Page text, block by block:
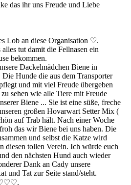
das ihr uns Freude und Liebe
Lob an diese Organisation ♡.
tut damit die Fellnasen ein
bekommen.
Dackelmädchen Biene in
Hunde die aus dem Transporter
und mit viel Freude übergeben
sehen wie alle Tiere mit Freude
Biene ... Sie ist eine süße, freche
großen Hovarwart Setter Mix (
auf Trab hält. Nach einer Woche
das wir Biene bei uns haben. Die
und selbst die Katze wird
diesen tollen Verein. Ich würde euch
den nächsten Hund auch wieder
Dank an Cady unsere
und Tat zur Seite stand/steht.
♡♡♡.